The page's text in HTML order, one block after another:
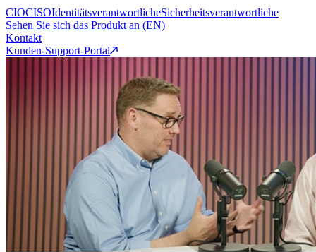
CIOCISOIdentitätsverantwortlicheSicherheitsverantwortliche
Sehen Sie sich das Produkt an (EN)
Kontakt
Kunden-Support-Portal